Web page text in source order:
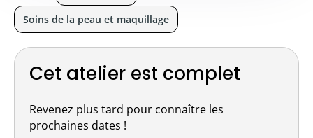
Cet atelier est complet
Revenez plus tard pour connaître les
prochaines dates !
Soins de la peau et maquillage